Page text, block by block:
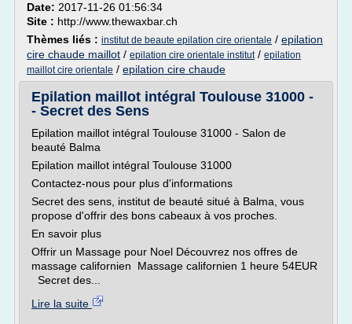
Date: 2017-11-26 01:56:34
Site : http://www.thewaxbar.ch
Thèmes liés : institut de beaute epilation cire orientale / epilation
cire chaude maillot / epilation cire orientale institut/ epilation
maillot cire orientale / epilation cire chaude
Epilation maillot intégral Toulouse 31000 -
- Secret des Sens
Epilation maillot intégral Toulouse 31000 - Salon de
beauté Balma
Epilation maillot intégral Toulouse 31000
Contactez-nous pour plus d'informations
Secret des sens, institut de beauté situé à Balma, vous
propose d'offrir des bons cabeaux à vos proches.
En savoir plus
Offrir un Massage pour Noel Découvrez nos offres de
massage californien Massage californien 1 heure 54EUR
Secret des...
Lire la suite